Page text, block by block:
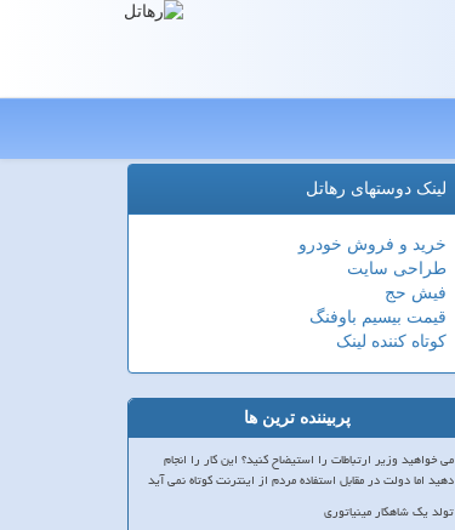
لینک دوستهای رهاتل
خرید و فروش خودرو
طراحی سایت
فیش حج
قیمت بیسیم باوفنگ
کوتاه کننده لینک
پربیننده ترین ها
می خواهید وزیر ارتباطات را استیضاح کنید؟ این کار را انجام
دهید اما دولت در مقابل استفاده مردم از اینترنت کوتاه نمی آید
تولد یک شاهکار مینیاتوری